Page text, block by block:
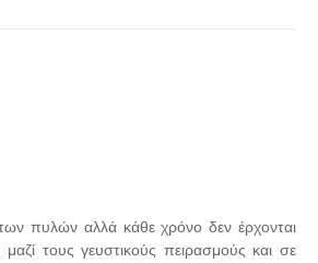
των πυλών αλλά κάθε χρόνο δεν έρχονται
τους γευστικούς πειρασμούς και σε